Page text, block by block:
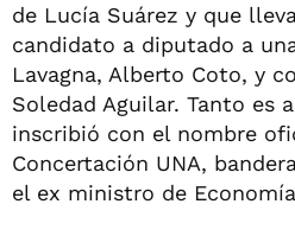
de Lucía Suárez y que
candidato a diputado a
Lavagna, Alberto Coto, y
Soledad Aguilar. Tanto es
inscribió con el nombre
Concertación UNA,
el ex ministro de